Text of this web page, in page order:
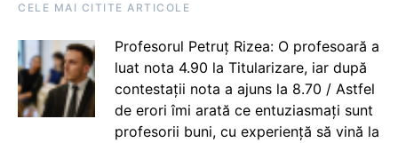
CELE MAI CITITE ARTICOLE
Profesorul Petruț Rizea: O profesoară a
luat nota 4.90 la Titularizare, iar după
contestații nota a ajuns la 8.70 / Astfel
de erori îmi arată ce entuziasmați sunt
profesorii buni, cu experiență să vină la